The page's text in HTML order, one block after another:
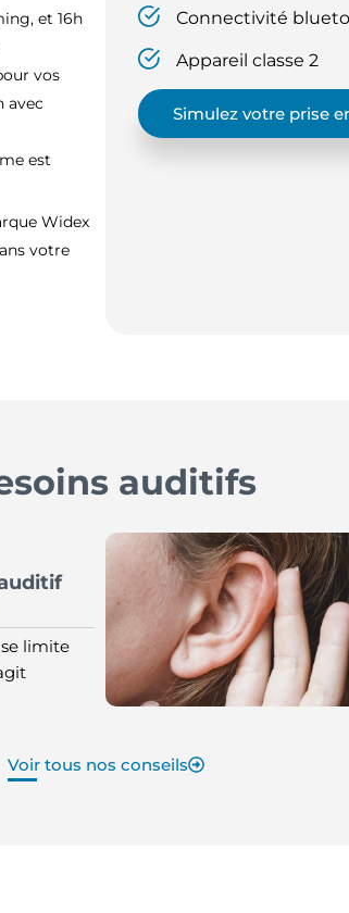
et 16h
vos
avec
est
Widex
votre
Connectivité
Appareil classe 2
Simulez votre prise
auditifs
limite
Voir tous nos conseils